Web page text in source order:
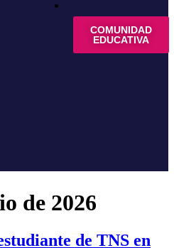
COMUNIDAD
EDUCATIVA
de 2026
de TNS en